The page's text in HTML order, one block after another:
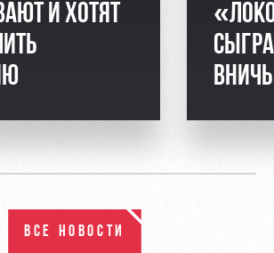
И ХОТЯТ
ВСЕ НОВОСТИ